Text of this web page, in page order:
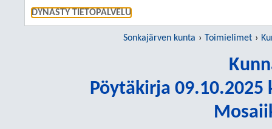
DYNASTY TIETOPALVELU
Sonkajärven kunta Toimielimet
Pöytäkirja 09.10.2025